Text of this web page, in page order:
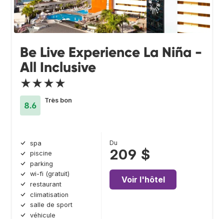
Be Live Experience La Niña -
All Inclusive
★★★★
8.6
Très bon
spa
piscine
parking
wi-fi (gratuit)
restaurant
climatisation
salle de sport
véhicule
Du
209 $
Voir l'hôtel